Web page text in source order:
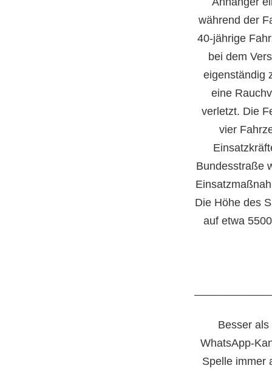
während der
40-jährige
bei dem
eigenständig
eine
verletzt. Die
vier
Bundesstraße
Die Höhe des
auf etwa
Besser
WhatsApp-
Spelle immer